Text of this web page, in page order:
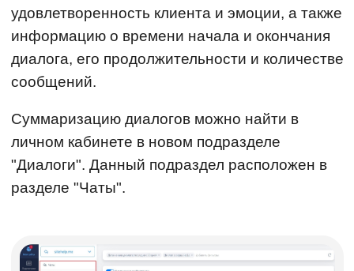
удовлетворенность клиента и эмоции, а также
информацию о времени начала и окончания
диалога, его продолжительности и количестве
сообщений.
Суммаризацию диалогов можно найти в
личном кабинете в новом подразделе
"Диалоги". Данный подраздел расположен в
разделе "Чаты".